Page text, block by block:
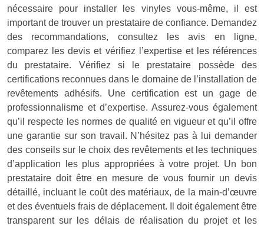
nécessaire pour installer les vinyles vous-même, il est
important de trouver un prestataire de confiance. Demandez
des recommandations, consultez les avis en ligne,
comparez les devis et vérifiez l’expertise et les références
du prestataire. Vérifiez si le prestataire possède des
certifications reconnues dans le domaine de l’installation de
revêtements adhésifs. Une certification est un gage de
professionnalisme et d’expertise. Assurez-vous également
qu’il respecte les normes de qualité en vigueur et qu’il offre
une garantie sur son travail. N’hésitez pas à lui demander
des conseils sur le choix des revêtements et les techniques
d’application les plus appropriées à votre projet. Un bon
prestataire doit être en mesure de vous fournir un devis
détaillé, incluant le coût des matériaux, de la main-d’œuvre
et des éventuels frais de déplacement. Il doit également être
transparent sur les délais de réalisation du projet et les